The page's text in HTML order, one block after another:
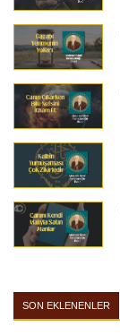
SON EKLENENLER